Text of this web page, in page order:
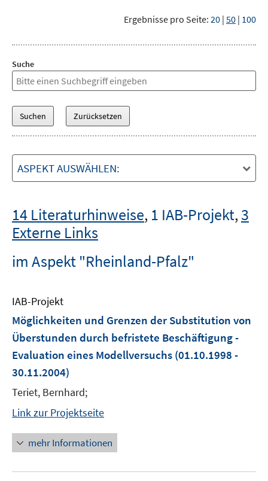
Ergebnisse pro Seite: 20 | 50 | 100
Suche
ASPEKT AUSWÄHLEN:
14 Literaturhinweise, 1 IAB-Projekt,3
Externe Links
im Aspekt "Rheinland-Pfalz"
IAB-Projekt
Möglichkeiten und Grenzen der Substitution von
Überstunden durch befristete Beschäftigung -
Evaluation eines Modellversuchs (01.10.1998 -
30.11.2004)
Teriet, Bernhard;
Link zur Projektseite
mehr Informationen